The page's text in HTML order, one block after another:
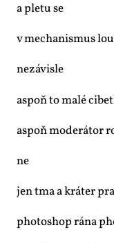
a ple­tu se
v me­cha­nis­mus
ne­zá­vis­le
aspoň to ma­lé
aspoň mo­de­rá­tor
ne
jen tma a krá­ter
pho­to­shop rá­na